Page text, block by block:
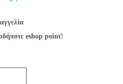
eshop point!